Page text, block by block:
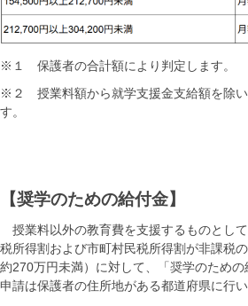
※１ 保護者の合計額により判定します。
※２ 授業料額から就学支援金支給額を除い
す。
【奨学のための給付金】
授業料以外の教育費を支援するものとし
税所得割および市町村民税所得割が非課税
約270万円未満）に対して、「奨学のための
申請は保護者の住所地がある都道府県に行い